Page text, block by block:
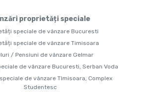
proprietăți speciale
speciale de vânzare Bucuresti
speciale de vânzare Timisoara
/ Pensiuni de vânzare Gelmar
de vânzare Bucuresti, Serban Voda
de vânzare Timisoara, Complex
Studentesc